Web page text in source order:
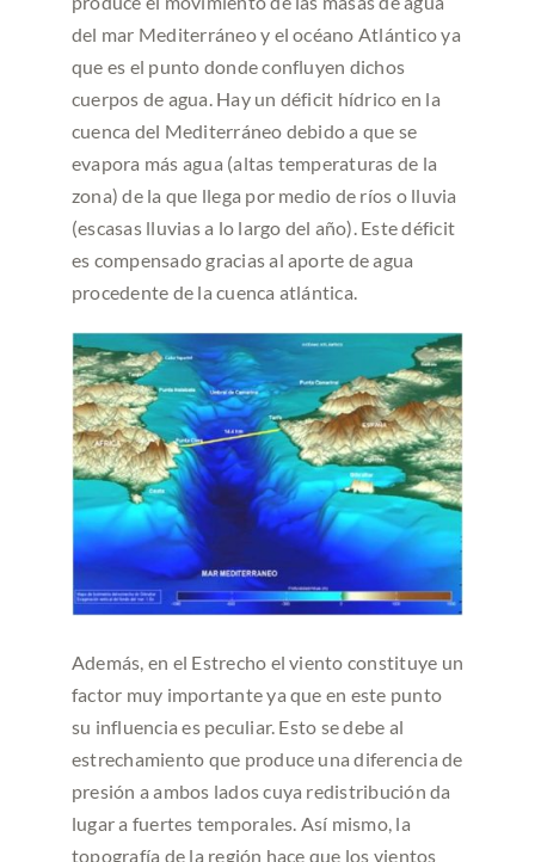
del mar Mediterráneo y el océano Atlántico ya
que es el punto donde confluyen dichos
cuerpos de agua. Hay un déficit hídrico en la
cuenca del Mediterráneo debido a que se
evapora más agua (altas temperaturas de la
zona) de la que llega por medio de ríos o lluvia
(escasas lluvias a lo largo del año). Este déficit
es compensado gracias al aporte de agua
procedente de la cuenca atlántica.
Además, en el Estrecho el viento constituye un
factor muy importante ya que en este punto
su influencia es peculiar. Esto se debe al
estrechamiento que produce una diferencia de
presión a ambos lados cuya redistribución da
lugar a fuertes temporales. Así mismo, la
topografía de la región hace que los vientos